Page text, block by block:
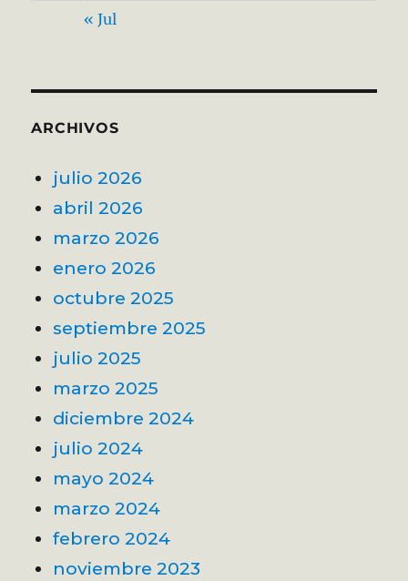
« Jul
ARCHIVOS
julio 2026
abril 2026
marzo 2026
enero 2026
octubre 2025
septiembre 2025
julio 2025
marzo 2025
diciembre 2024
julio 2024
mayo 2024
marzo 2024
febrero 2024
noviembre 2023